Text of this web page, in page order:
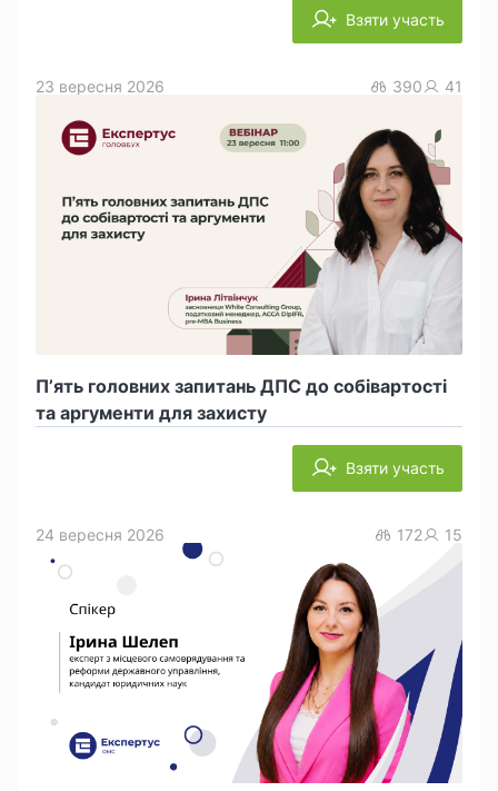
Взяти участь
П’ять головних запитань ДПС до собівартості
та аргументи для захисту
23 вересня 2026 390 41
Взяти участь
24 вересня 2026 172 15